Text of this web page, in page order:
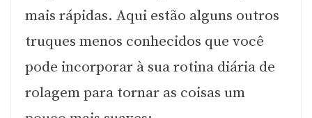
mais rápidas. Aqui estão alguns outros
truques menos conhecidos que você
pode incorporar à sua rotina diária de
rolagem para tornar as coisas um